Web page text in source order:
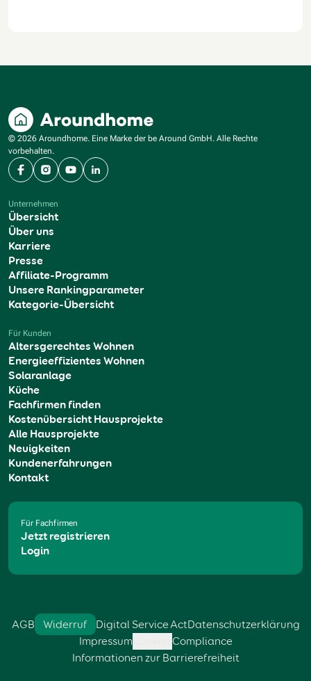
© 2026 Aroundhome. Eine Marke der be Around GmbH. Alle Rechte
vorbehalten.
FacebookInstagram
YouTubeLinkedIn
Unternehmen
Übersicht
Über uns
Karriere
Presse
Affiliate-Programm
Unsere Rankingparameter
Kategorie-Übersicht
Für Kunden
Altersgerechtes Wohnen
Energieeffizientes Wohnen
Solaranlage
Küche
Fachfirmen finden
Kostenübersicht Hausprojekte
Alle Hausprojekte
Neuigkeiten
Kundenerfahrungen
Kontakt
Für Fachfirmen
Jetzt registrieren
Login
AGB Widerruf Digital Service ActDatenschutzerklärung
Impressum
Compliance
Informationen zur Barrierefreiheit